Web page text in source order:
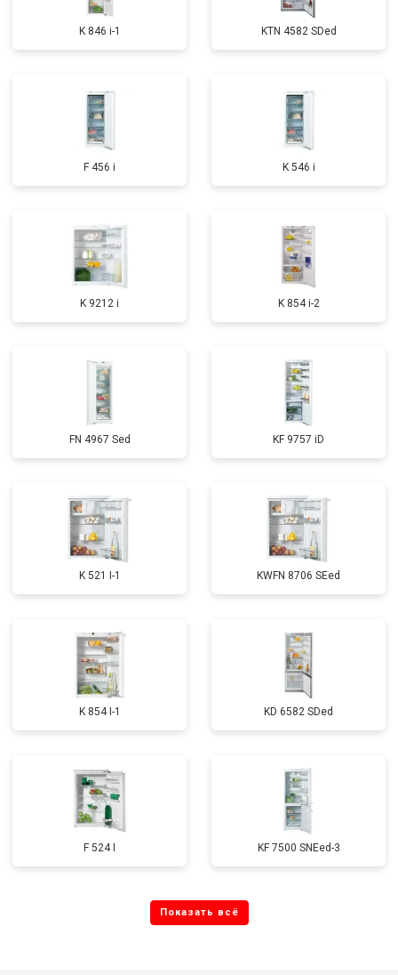
K 846 i-1 KTN 4582 SDed
F 456 i K 546 i
K 9212 i K 854 i-2
FN 4967 Sed KF 9757 iD
K 521 I-1 KWFN 8706 SEed
K 854 I-1 KD 6582 SDed
F 524 I KF 7500 SNEed-3